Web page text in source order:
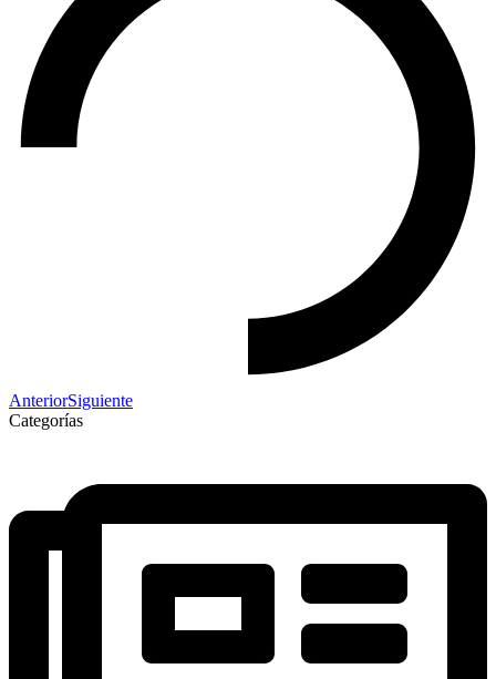
AnteriorSiguiente
Categorías